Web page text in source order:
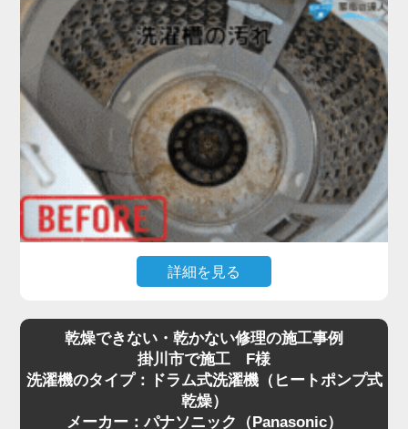
詳細を見る
物に黒いカス（ワカメ）が付く」「洗ってもなんと
なくカビ臭い」といったお悩みはありませんか？
実はそれ、洗濯槽の裏側にびっしりとこびりついた
黒カビや、溶け残った洗剤カスが原因です。
乾燥できない・乾かない修理の施工事例
掛川市で施工 F様
洗濯機のタイプ：ドラム式洗濯機（ヒートポンプ式
乾燥）
メーカー：パナソニック（Panasonic）